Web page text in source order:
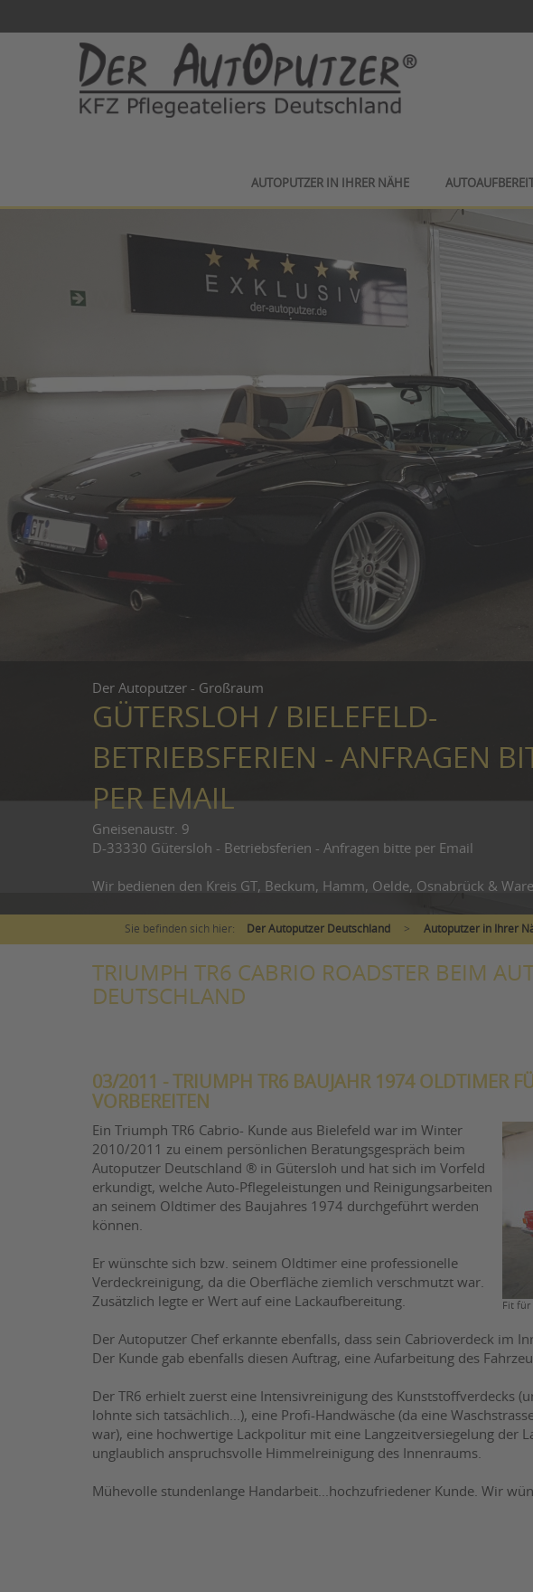
AUTOPUTZER IN IHRER NÄHE
Der Autoputzer - Großraum
GÜTERSLOH / BIELEFELD-
BETRIEBSFERIEN - ANFRAGEN
PER EMAIL
Gneisenaustr. 9
D-33330 Gütersloh - Betriebsferien - Anfragen bitte per Email
Wir bedienen den Kreis GT, Beckum, Hamm, Oelde, Osnabrück &
Sie befinden sich hier: Der Autoputzer Deutschland > Autoputzer in Ihrer
TRIUMPH TR6 CABRIO ROADSTER BEIM
DEUTSCHLAND
03/2011 - TRIUMPH TR6 BAUJAHR 1974 OLDTIMER
VORBEREITEN
Fit für
Ein Triumph TR6 Cabrio- Kunde aus Bielefeld war im Winter
2010/2011 zu einem persönlichen Beratungsgespräch beim
Autoputzer Deutschland ® in Gütersloh und hat sich im Vorfeld
erkundigt, welche Auto-Pflegeleistungen und Reinigungsarbeiten
an seinem Oldtimer des Baujahres 1974 durchgeführt werden
können.
Er wünschte sich bzw. seinem Oldtimer eine professionelle
Verdeckreinigung, da die Oberfläche ziemlich verschmutzt war.
Zusätzlich legte er Wert auf eine Lackaufbereitung.
Der Autoputzer Chef erkannte ebenfalls, dass sein Cabrioverdeck im
Der Kunde gab ebenfalls diesen Auftrag, eine Aufarbeitung des
Der TR6 erhielt zuerst eine Intensivreinigung des Kunststoffverdecks
lohnte sich tatsächlich...), eine Profi-Handwäsche (da eine
war), eine hochwertige Lackpolitur mit eine Langzeitversiegelung der
unglaublich anspruchsvolle Himmelreinigung des Innenraums.
Mühevolle stundenlange Handarbeit...hochzufriedener Kunde. Wir